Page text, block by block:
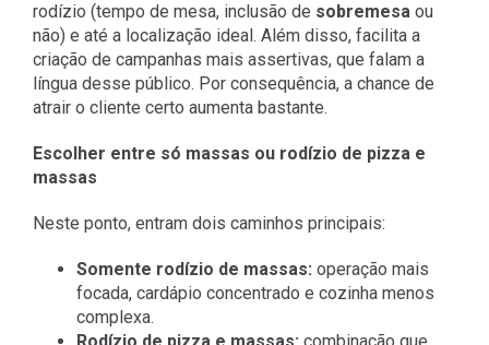
rodízio (tempo de mesa, inclusão de sobremesa ou
não) e até a localização ideal. Além disso, facilita a
criação de campanhas mais assertivas, que falam a
língua desse público. Por consequência, a chance de
atrair o cliente certo aumenta bastante.
Escolher entre só massas ou rodízio de pizza e
massas
Neste ponto, entram dois caminhos principais:
Somente rodízio de massas: operação mais
focada, cardápio concentrado e cozinha menos
complexa.